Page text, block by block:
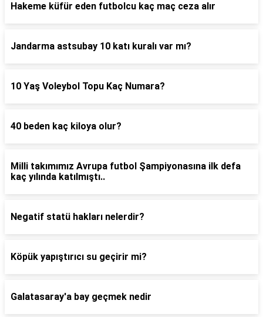
Hakeme küfür eden futbolcu kaç maç ceza alır
Jandarma astsubay 10 katı kuralı var mı?
10 Yaş Voleybol Topu Kaç Numara?
40 beden kaç kiloya olur?
Milli takımımız Avrupa futbol Şampiyonasına ilk defa
kaç yılında katılmıştı..
Negatif statü hakları nelerdir?
Köpük yapıştırıcı su geçirir mi?
Galatasaray'a bay geçmek nedir